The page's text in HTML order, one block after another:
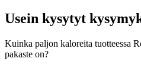
Usein kysytyt
Kuinka paljon kaloreita tuotteessa
pakaste on?